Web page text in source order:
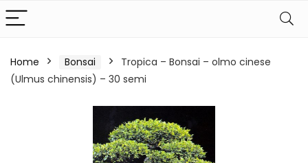
Home Bonsai
Tropica – Bonsai – olmo cinese
(Ulmus chinensis) – 30 semi